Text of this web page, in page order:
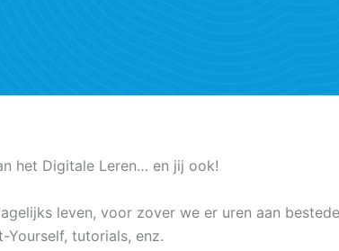
het Digitale Leren… en jij ook!
leven, voor zover we er uren aan
Yourself, tutorials, enz.